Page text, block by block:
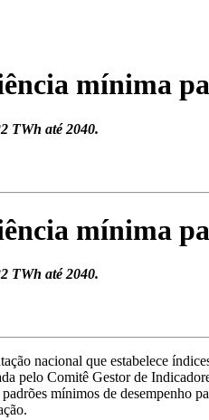
mínima
TWh até 2040.
mínima
TWh até 2040.
nacional que estabelece
pelo Comitê Gestor de
mínimos de desempenho